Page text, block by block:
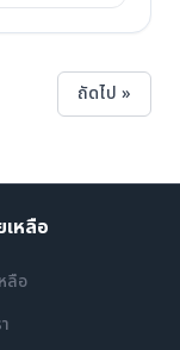
ถัดไป »
เหลือ
ลือ